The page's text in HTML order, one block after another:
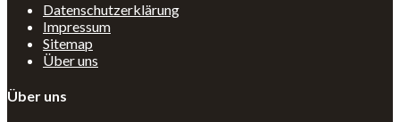
Datenschutzerklärung
Impressum
Sitemap
Über uns
Über uns